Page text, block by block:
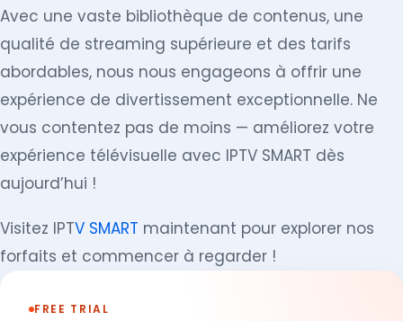
Avec une vaste bibliothèque de contenus, une
qualité de streaming supérieure et des tarifs
abordables, nous nous engageons à offrir une
expérience de divertissement exceptionnelle. Ne
vous contentez pas de moins — améliorez votre
expérience télévisuelle avec IPTV SMART dès
aujourd’hui !
Visitez IPTV SMART maintenant pour explorer nos
forfaits et commencer à regarder !
FREE TRIAL